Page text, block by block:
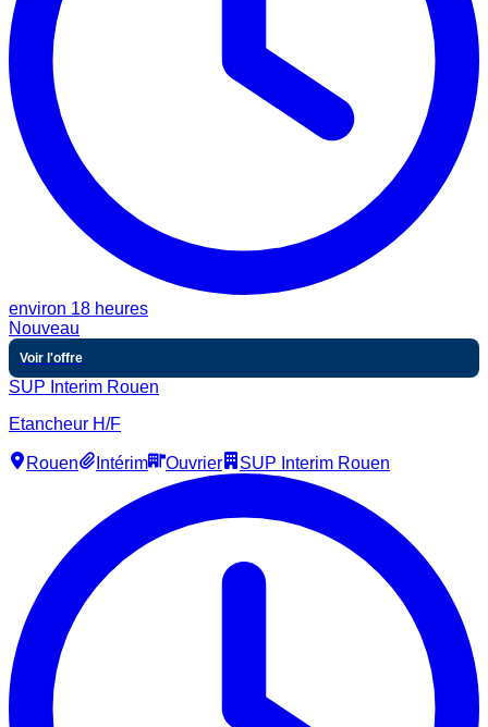
environ 18 heures
Nouveau
Voir l'offre
SUP Interim Rouen
Etancheur H/F
Rouen Intérim Ouvrier SUP Interim Rouen